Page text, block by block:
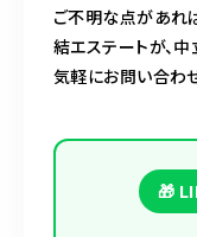
ご不明な点があれ
結エステートが、
気軽にお問い合わせ
🎁